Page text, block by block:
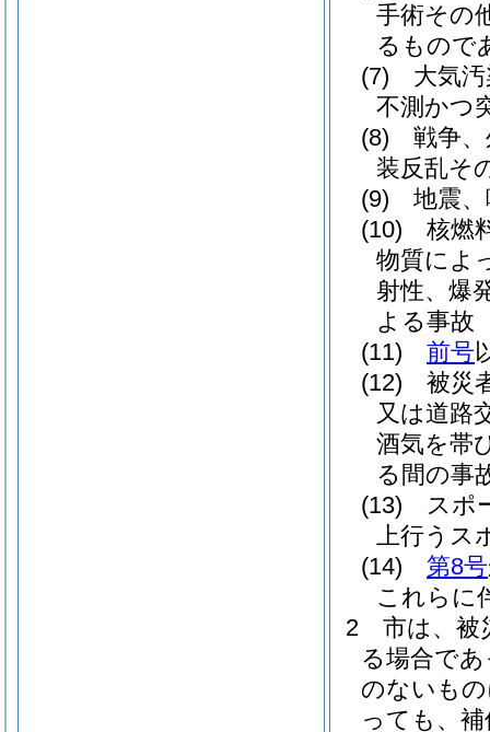
手術その
るもので
(7)
大気
不測かつ
(8)
戦争
装反乱そ
(9)
地震
(10)
核燃
物質によ
射性、爆
よる事故
(11)
前号
(12)
被災
又は道路
酒気を帯
る間の事
(13)
スポ
上行うス
(14)
第8号
これらに
2
市は、被
る場合で
のないも
っても、